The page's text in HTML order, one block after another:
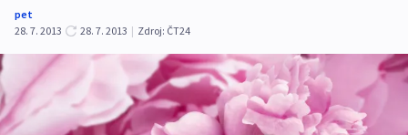
pet
28. 7. 2013
28. 7. 2013 | Zdroj: ČT24